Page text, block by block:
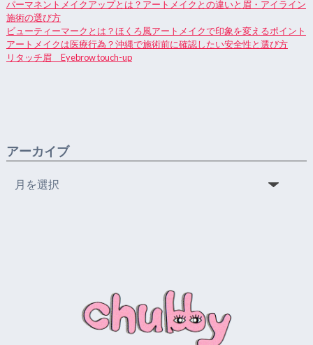
パーマネントメイクアップとは？アートメイクとの違いと眉・アイライン
施術の選び方
ビューティーマークとは？ほくろ風アートメイクで印象を変えるポイント
アートメイクは医療行為？沖縄で施術前に確認したい安全性と選び方
リタッチ眉 Eyebrow touch-up
アーカイブ
ー